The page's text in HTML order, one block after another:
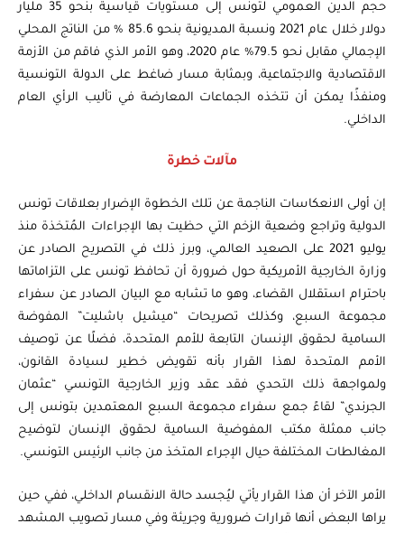
حجم الدين العمومي لتونس إلى مستويات قياسية بنحو 35 مليار
دولار خلال عام 2021 ونسبة المديونية بنحو 85.6 % من الناتج المحلي
الإجمالي مقابل نحو 79.5% عام 2020، وهو الأمر الذي فاقم من الأزمة
الاقتصادية والاجتماعية، وبمثابة مسار ضاغط على الدولة التونسية
ومنفذًا يمكن أن تتخذه الجماعات المعارضة في تأليب الرأي العام
الداخلي.
مآلات خطرة
إن أولى الانعكاسات الناجمة عن تلك الخطوة الإضرار بعلاقات تونس
الدولية وتراجع وضعية الزخم التي حظيت بها الإجراءات المُتخذة منذ
يوليو 2021 على الصعيد العالمي، وبرز ذلك في التصريح الصادر عن
وزارة الخارجية الأمريكية حول ضرورة أن تحافظ تونس على التزاماتها
باحترام استقلال القضاء، وهو ما تشابه مع البيان الصادر عن سفراء
مجموعة السبع، وكذلك تصريحات “ميشيل باشليت” المفوضة
السامية لحقوق الإنسان التابعة للأمم المتحدة، فضلًا عن توصيف
الأمم المتحدة لهذا القرار بأنه تقويض خطير لسيادة القانون،
ولمواجهة ذلك التحدي فقد عقد وزير الخارجية التونسي “عثمان
الجرندي” لقاءً جمع سفراء مجموعة السبع المعتمدين بتونس إلى
جانب ممثلة مكتب المفوضية السامية لحقوق الإنسان لتوضيح
المغالطات المختلفة حيال الإجراء المتخذ من جانب الرئيس التونسي.
الأمر الآخر أن هذا القرار يأتي ليُجسد حالة الانقسام الداخلي، ففي حين
يراها البعض أنها قرارات ضرورية وجريئة وفي مسار تصويب المشهد